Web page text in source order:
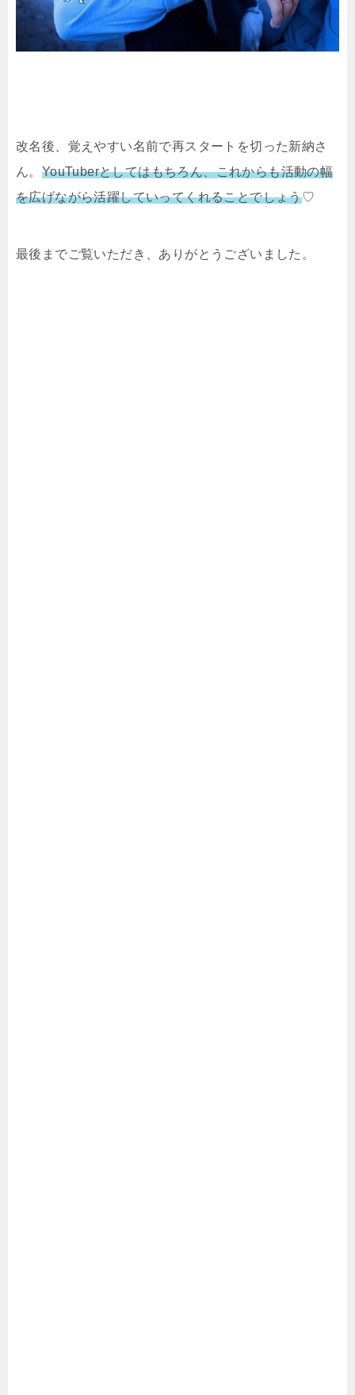
改名後、覚えやすい名前で再スタートを切った新納さ
ん。 YouTuberとしてはもちろん、これからも活動の幅
を広げながら活躍していってくれることでしょう♡
最後までご覧いただき、ありがとうございました。